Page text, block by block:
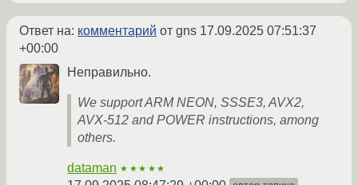
Ответ на: комментарий от gns 17.09.2025 07:51:37
+00:00
Неправильно.
We support ARM NEON, SSSE3, AVX2,
AVX-512 and POWER instructions, among
others.
dataman ★★★★★